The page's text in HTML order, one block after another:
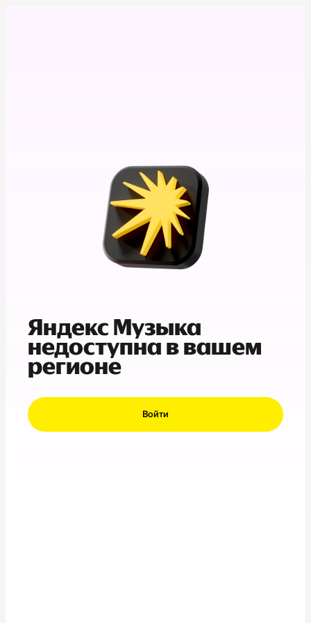
Яндекс Музыка
недоступна в вашем
регионе
Войти